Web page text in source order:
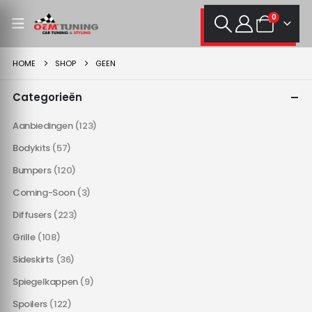
0
HOME SHOP GEEN
Categorieën
Aanbiedingen (123)
Bodykits (57)
Bumpers (120)
Coming-Soon (3)
Diffusers (223)
Grille (108)
Sideskirts (36)
Spiegelkappen (9)
Spoilers (122)